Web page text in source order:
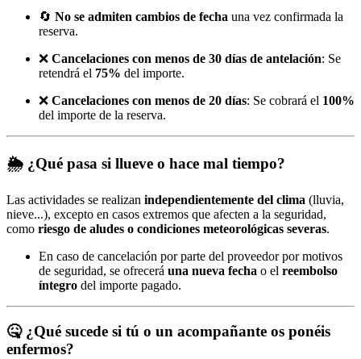
🔄 No se admiten cambios de fecha una vez confirmada la
reserva.
❌ Cancelaciones con menos de 30 días de antelación: Se
retendrá el 75% del importe.
❌ Cancelaciones con menos de 20 días: Se cobrará el 100%
del importe de la reserva.
🌦️ ¿Qué pasa si llueve o hace mal tiempo?
Las actividades se realizan independientemente del clima (lluvia,
nieve...), excepto en casos extremos que afecten a la seguridad,
como riesgo de aludes o condiciones meteorológicas severas.
En caso de cancelación por parte del proveedor por motivos
de seguridad, se ofrecerá una nueva fecha o el reembolso
íntegro del importe pagado.
🤒 ¿Qué sucede si tú o un acompañante os ponéis
enfermos?